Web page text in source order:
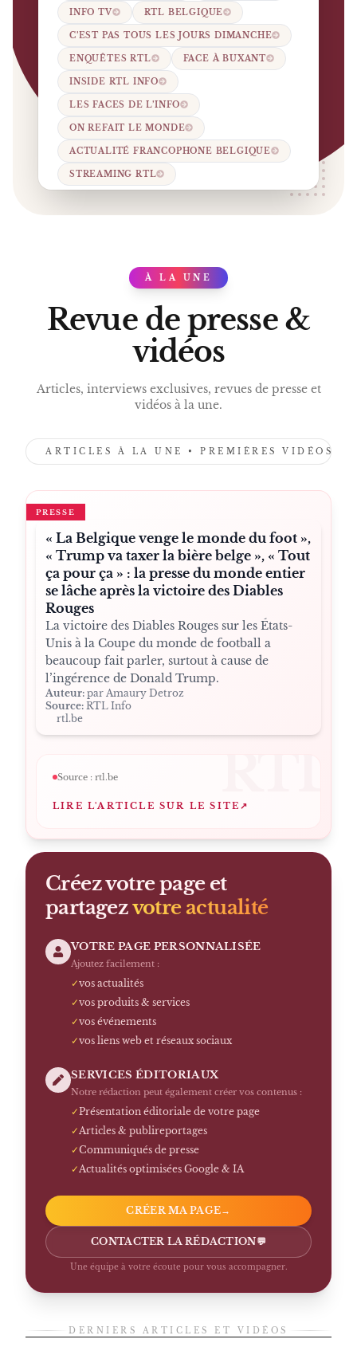
INFO TV RTL BELGIQUE
C’EST PAS TOUS LES JOURS DIMANCHE
ENQUÊTES RTL FACE À BUXANT
INSIDE RTL INFO
LES FACES DE L’INFO
ON REFAIT LE MONDE
ACTUALITÉ FRANCOPHONE BELGIQUE
STREAMING RTL
PRESS
À LA UNE
Revue de presse &
vidéos
Articles, interviews exclusives, revues de presse et
vidéos à la une.
ARTICLES À LA UNE • PREMIÈRES VIDÉOS •
PRESSE
« La Belgique venge le monde du foot »,
« Trump va taxer la bière belge », « Tout
ça pour ça » : la presse du monde entier
se lâche après la victoire des Diables
Rouges
La victoire des Diables Rouges sur les États-
Unis à la Coupe du monde de football a
beaucoup fait parler, surtout à cause de
l’ingérence de Donald Trump.
Auteur: par Amaury Detroz
Source: RTL Info
rtl.be
Source : rtl.be
LIRE L'ARTICLE SUR LE SITE ↗
Créez votre page et
partagezvotre actualité
VOTRE PAGE PERSONNALISÉE
Ajoutez facilement :
✓vos actualités
✓vos produits & services
✓vos événements
✓vos liens web et réseaux sociaux
SERVICES ÉDITORIAUX
Notre rédaction peut également créer vos contenus :
✓Présentation éditoriale de votre page
✓ Articles & publireportages
✓Communiqués de presse
✓ Actualités optimisées Google & IA
CRÉER MA PAGE→
CONTACTER LA RÉDACTION💬
Une équipe à votre écoute pour vous accompagner.
DERNIERS ARTICLES ET VIDÉOS